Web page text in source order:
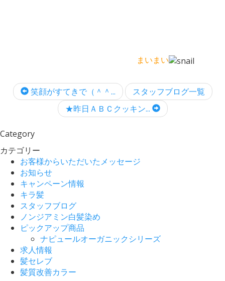
まいまい
笑顔がすてきで（＾＾...
スタッフブログ一覧
★昨日ＡＢＣクッキン...
Category
カテゴリー
お客様からいただいたメッセージ
お知らせ
キャンペーン情報
キラ髪
スタッフブログ
ノンジアミン白髪染め
ピックアップ商品
ナピュールオーガニックシリーズ
求人情報
髪セレブ
髪質改善カラー